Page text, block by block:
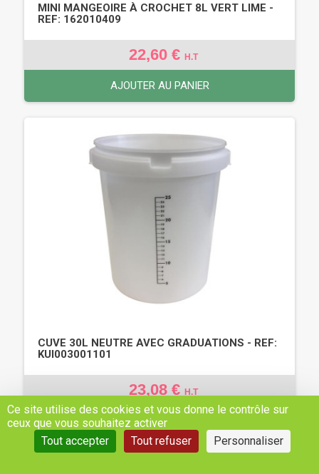
MINI MANGEOIRE À CROCHET 8L VERT LIME -
REF: 162010409
22,60 € H.T
AJOUTER AU PANIER
CUVE 30L NEUTRE AVEC GRADUATIONS - REF:
KUI003001101
23,08 € H.T
AJOUTER AU PANIER
Ce site utilise des cookies et vous donne le contrôle sur
ceux que vous souhaitez activer
Tout accepter
Tout refuser Personnaliser